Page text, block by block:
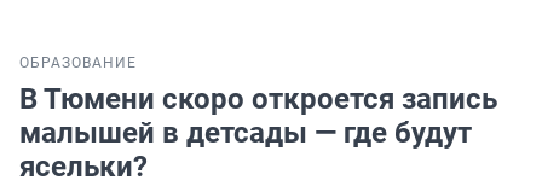
ОБРАЗОВАНИЕ
В Тюмени скоро откроется запись
малышей в детсады — где будут
ясельки?